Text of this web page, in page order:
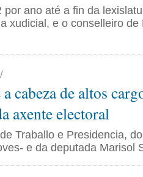
por ano até a fin da
xudicial, e o conselleiro de
cabeza de altos
axente electoral
Traballo e Presidencia,
e da deputada Marisol